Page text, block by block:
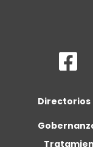
Directorios